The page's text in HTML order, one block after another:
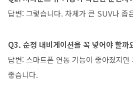
답변: 그렇습니다. 차체가 큰 SUV나 좁
Q3. 순정 내비게이션을 꼭 넣어야 할까
답변: 스마트폰 연동 기능이 좋아졌지
좋습니다.